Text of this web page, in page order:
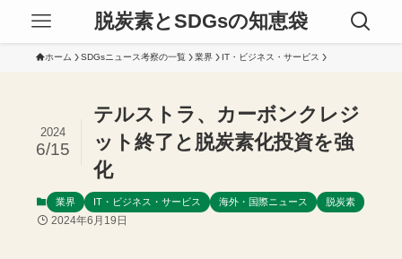
脱炭素とSDGsの知恵袋
ホーム SDGsニュース考察の一覧 業界 IT・ビジネス・サービス
テルストラ、カーボンクレジ
ット終了と脱炭素化投資を強
化
2024
6/15
業界 IT・ビジネス・サービス 海外・国際ニュース 脱炭素
2024年6月19日